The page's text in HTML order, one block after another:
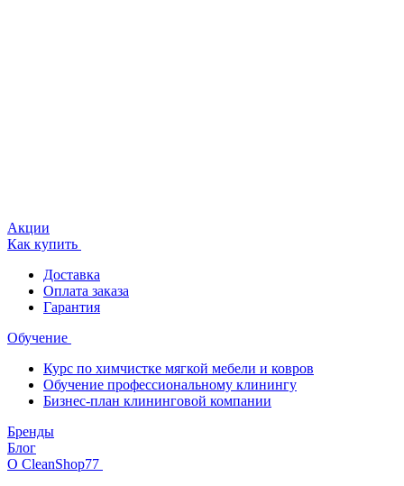
Акции
Как купить
Доставка
Оплата заказа
Гарантия
Обучение
Курс по химчистке мягкой мебели и ковров
Обучение профессиональному клинингу
Бизнес-план клининговой компании
Бренды
Блог
О CleanShop77